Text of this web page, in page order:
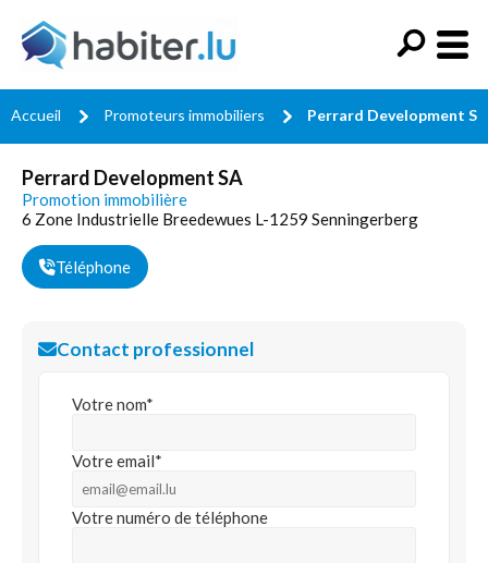
Accueil Promoteurs immobiliers Perrard Development SA
Perrard Development SA
Promotion immobilière
6 Zone Industrielle Breedewues L-1259 Senningerberg
Téléphone
Contact professionnel
Votre nom*
Votre email*
Votre numéro de téléphone